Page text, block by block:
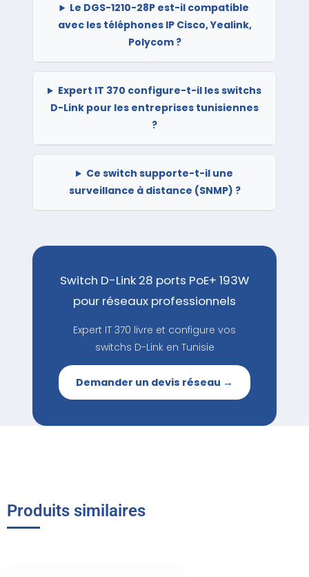
Le DGS-1210-28P est-il compatible
avec les téléphones IP Cisco, Yealink,
Polycom ?
Expert IT 370 configure-t-il les switchs
D-Link pour les entreprises tunisiennes
?
Ce switch supporte-t-il une
surveillance à distance (SNMP) ?
Switch D-Link 28 ports PoE+ 193W
pour réseaux professionnels
Expert IT 370 livre et configure vos
switchs D-Link en Tunisie
Demander un devis réseau →
Produits similaires